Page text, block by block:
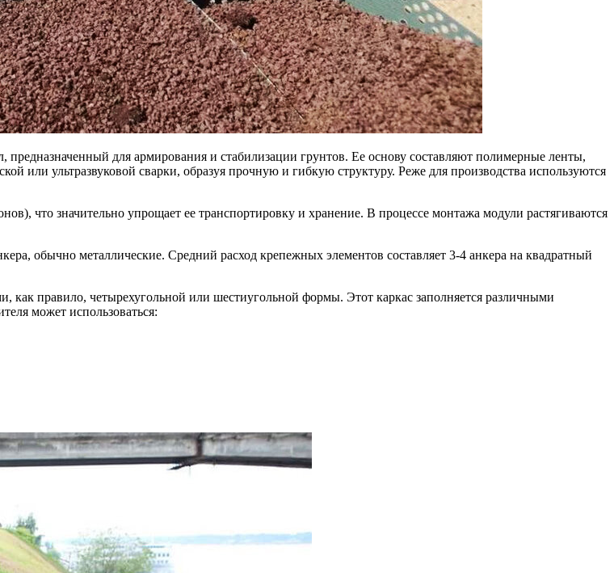
предназначенный для армирования и стабилизации грунтов. Ее основу составляют полимерные ленты,
или ультразвуковой сварки, образуя прочную и гибкую структуру. Реже для производства используются
что значительно упрощает ее транспортировку и хранение. В процессе монтажа модули растягиваются
обычно металлические. Средний расход крепежных элементов составляет 3-4 анкера на квадратный
как правило, четырехугольной или шестиугольной формы. Этот каркас заполняется различными
может использоваться: